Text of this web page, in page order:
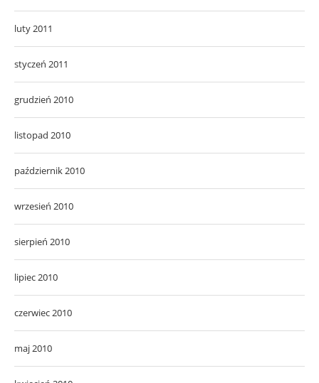
luty 2011
styczeń 2011
grudzień 2010
listopad 2010
październik 2010
wrzesień 2010
sierpień 2010
lipiec 2010
czerwiec 2010
maj 2010